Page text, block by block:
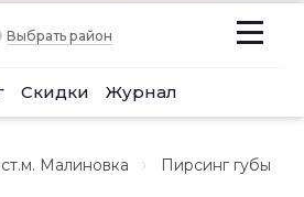
Выбрать район
Скидки Журнал
ст.м. Малиновка Пирсинг губы